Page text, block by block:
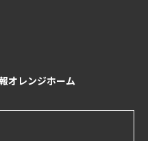
オレンジホーム